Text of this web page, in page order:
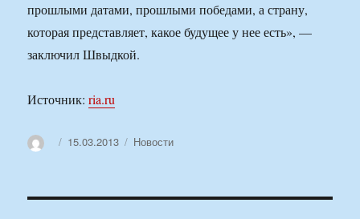
прошлыми датами, прошлыми победами, а страну,
которая представляет, какое будущее у нее есть», —
заключил Швыдкой.
Источник:ria.ru
АвторОпубликовано
15.03.2013 Рубрики
Новости